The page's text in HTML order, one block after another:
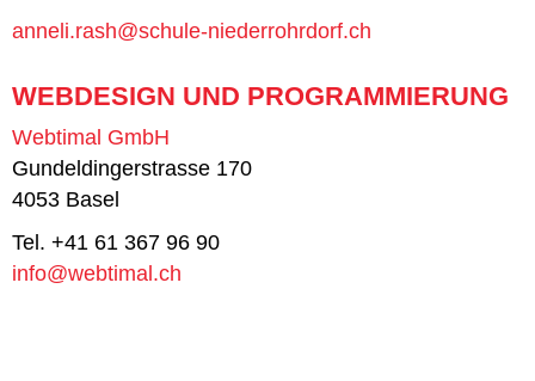
anneli.rash@schule-niederrohrdorf.ch
WEBDESIGN UND PROGRAMMIERUNG
Webtimal GmbH
Gundeldingerstrasse 170
4053 Basel
Tel. +41 61 367 96 90
info@webtimal.ch